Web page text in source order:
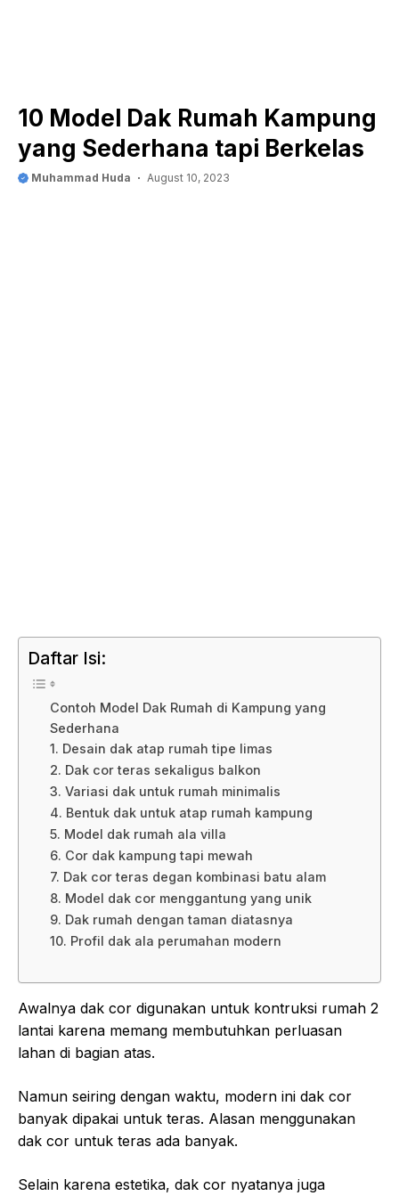
10 Model Dak Rumah Kampung
yang Sederhana tapi Berkelas
Muhammad Huda August 10, 2023
Daftar Isi:
Contoh Model Dak Rumah di Kampung yang
Sederhana
1. Desain dak atap rumah tipe limas
2. Dak cor teras sekaligus balkon
3. Variasi dak untuk rumah minimalis
4. Bentuk dak untuk atap rumah kampung
5. Model dak rumah ala villa
6. Cor dak kampung tapi mewah
7. Dak cor teras degan kombinasi batu alam
8. Model dak cor menggantung yang unik
9. Dak rumah dengan taman diatasnya
10. Profil dak ala perumahan modern
Awalnya dak cor digunakan untuk kontruksi rumah 2
lantai karena memang membutuhkan perluasan
lahan di bagian atas.
Namun seiring dengan waktu, modern ini dak cor
banyak dipakai untuk teras. Alasan menggunakan
dak cor untuk teras ada banyak.
Selain karena estetika, dak cor nyatanya juga